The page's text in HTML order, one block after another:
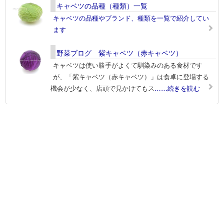
キャベツの品種（種類）一覧
キャベツの品種やブランド、種類を一覧で紹介してい
ます
野菜ブログ 紫キャベツ（赤キャベツ）
キャベツは使い勝手がよくて馴染みのある食材です
が、「紫キャベツ（赤キャベツ）」は食卓に登場する
機会が少なく、店頭で見かけてもス……続きを読む